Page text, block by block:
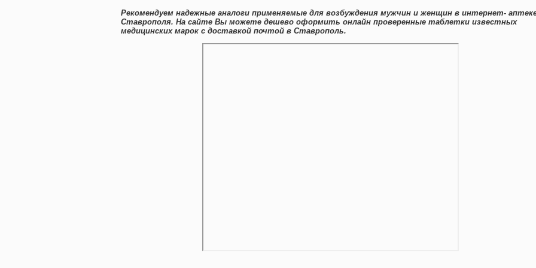
Рекомендуем надежные аналоги применяемые для возбуждения мужчин и женщин в интернет-
Ставрополя. На сайте Вы можете дешево оформить онлайн проверенные таблетки известных
медицинских марок с доставкой почтой в Ставрополь.